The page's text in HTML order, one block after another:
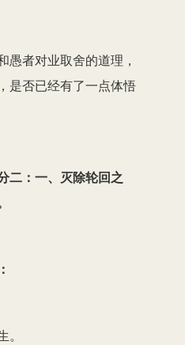
愚者对业取舍的道理，
是否已经有了一点体悟
二：一、灭除轮回之